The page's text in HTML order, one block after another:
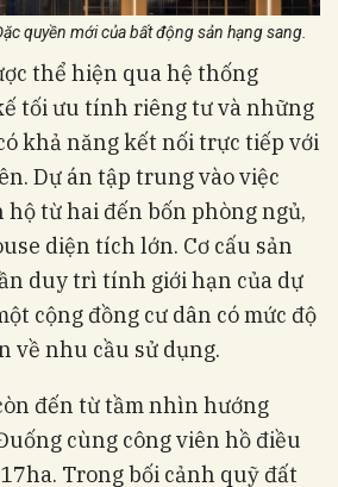
quyền mới của bất động sản hạng sang.
thể hiện qua hệ thống
tối ưu tính riêng tư và những
khả năng kết nối trực tiếp với
Dự án tập trung vào việc
từ hai đến bốn phòng ngủ,
diện tích lớn. Cơ cấu sản
duy trì tính giới hạn của dự
cộng đồng cư dân có mức độ
về nhu cầu sử dụng.
đến từ tầm nhìn hướng
cùng công viên hồ điều
Trong bối cảnh quỹ đất